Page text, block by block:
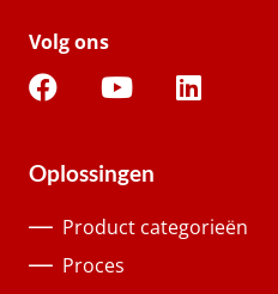
Volg ons
Oplossingen
Product categorieën
Proces